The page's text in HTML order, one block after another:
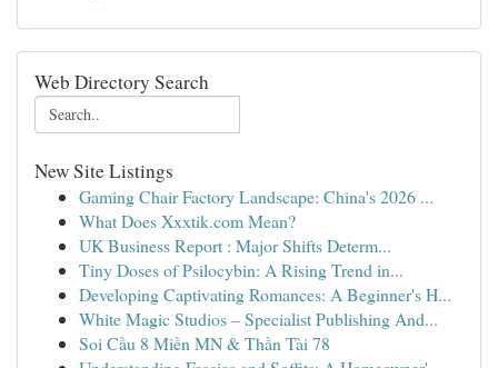
Web Directory Search
New Site Listings
Gaming Chair Factory Landscape: China's 2026 ...
What Does Xxxtik.com Mean?
UK Business Report : Major Shifts Determ...
Tiny Doses of Psilocybin: A Rising Trend in...
Developing Captivating Romances: A Beginner's H...
White Magic Studios – Specialist Publishing And...
Soi Cầu 8 Miền MN & Thần Tài 78